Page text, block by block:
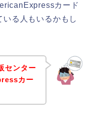
カード
る人もいるかもし
センター
カー